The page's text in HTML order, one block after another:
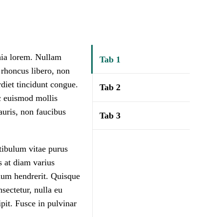
Tab 1
Tab 2
Tab 3
lorem. Nullam
libero, non
tincidunt congue.
euismod mollis
non faucibus
vitae purus
at diam varius
hendrerit. Quisque
nulla eu
Fusce in pulvinar